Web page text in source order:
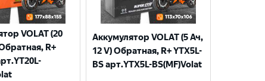
VOLAT (20
R+
Аккумулятор VOLAT (5 Ач,
12 V) Обратная, R+ YTX5L-
BS арт.YTX5L-BS(MF)Volat